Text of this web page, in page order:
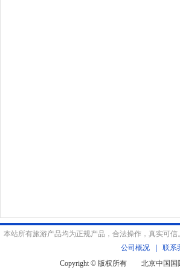
本站所有旅游产品均为正规产品，合法操作，真实可
公司概况
联系
Copyright © 版权所有 北京中国